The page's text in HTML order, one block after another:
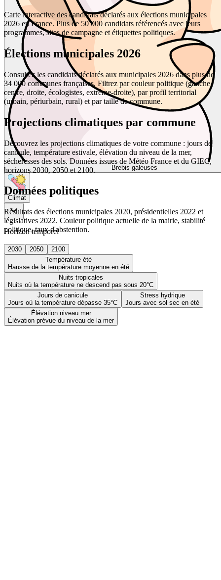
Brebis galeuses
Climat
Horizon temporel
2030 2050
2100
Température été
Hausse de la température moyenne en été
Nuits tropicales
Nuits où la température ne descend pas sous 20°C
Jours de canicule
Jours où la température dépasse 35°C
Stress hydrique
Jours avec sol sec en été
Élévation niveau mer
Élévation prévue du niveau de la mer
Carte interactive des candidats déclarés aux élections municipales
2026 en France. Plus de 50 000 candidats référencés avec leurs
programmes, sites de campagne et étiquettes politiques.
Élections municipales 2026
Consultez les candidats déclarés aux municipales 2026 dans plus de
34 000 communes françaises. Filtrez par couleur politique (gauche,
centre, droite, écologistes, extrême-droite), par profil territorial
(urbain, périurbain, rural) et par taille de commune.
Projections climatiques par commune
Découvrez les projections climatiques de votre commune : jours de
canicule, température estivale, élévation du niveau de la mer,
sécheresses des sols. Données issues de Météo France et du GIEC,
horizons 2030, 2050 et 2100.
Données politiques
Résultats des élections municipales 2020, présidentielles 2022 et
législatives 2022. Couleur politique actuelle de la mairie, stabilité
politique, taux d'abstention.